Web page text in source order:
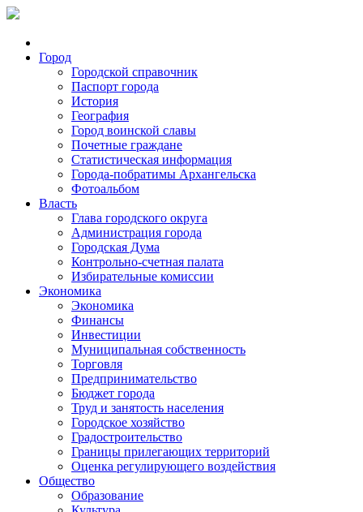
Город
Городской справочник
Паспорт города
История
География
Город воинской славы
Почетные граждане
Статистическая информация
Города-побратимы Архангельска
Фотоальбом
Власть
Глава городского округа
Администрация города
Городская Дума
Контрольно-счетная палата
Избирательные комиссии
Экономика
Экономика
Финансы
Инвестиции
Муниципальная собственность
Торговля
Предпринимательство
Бюджет города
Труд и занятость населения
Городское хозяйство
Градостроительство
Границы прилегающих территорий
Оценка регулирующего воздействия
Общество
Образование